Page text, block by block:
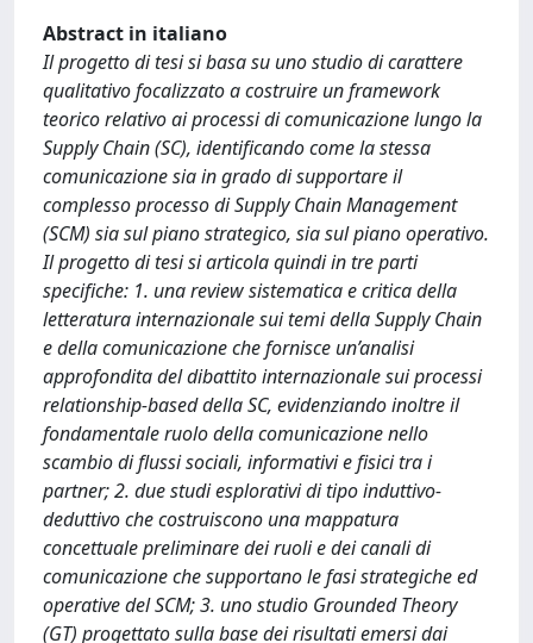
Abstract in italiano
Il progetto di tesi si basa su uno studio di carattere
qualitativo focalizzato a costruire un framework
teorico relativo ai processi di comunicazione lungo la
Supply Chain (SC), identificando come la stessa
comunicazione sia in grado di supportare il
complesso processo di Supply Chain Management
(SCM) sia sul piano strategico, sia sul piano operativo.
Il progetto di tesi si articola quindi in tre parti
specifiche: 1. una review sistematica e critica della
letteratura internazionale sui temi della Supply Chain
e della comunicazione che fornisce un’analisi
approfondita del dibattito internazionale sui processi
relationship-based della SC, evidenziando inoltre il
fondamentale ruolo della comunicazione nello
scambio di flussi sociali, informativi e fisici tra i
partner; 2. due studi esplorativi di tipo induttivo-
deduttivo che costruiscono una mappatura
concettuale preliminare dei ruoli e dei canali di
comunicazione che supportano le fasi strategiche ed
operative del SCM; 3. uno studio Grounded Theory
(GT) progettato sulla base dei risultati emersi dai